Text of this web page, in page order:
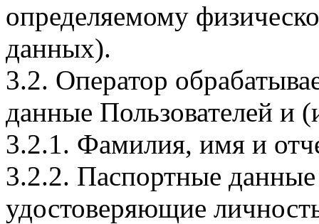
определяемому
данных).
3.2. Оператор
данные Пользователей и
3.2.1. Фамилия, имя и
3.2.2. Паспортные
удостоверяющие